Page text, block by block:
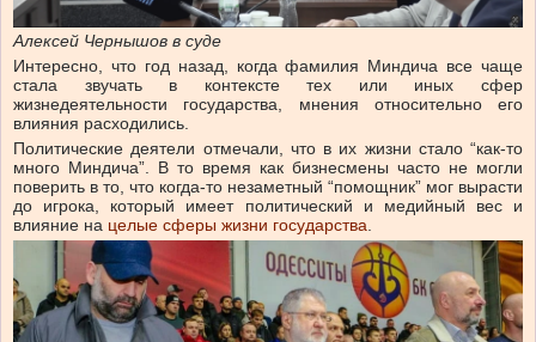
Алексей Чернышов в суде
Интересно, что год назад, когда фамилия Миндича все чаще
стала звучать в контексте тех или иных сфер
жизнедеятельности государства, мнения относительно его
влияния расходились.
Политические деятели отмечали, что в их жизни стало “как-то
много Миндича”. В то время как бизнесмены часто не могли
поверить в то, что когда-то незаметный “помощник” мог вырасти
до игрока, который имеет политический и
медийный вес
и
влияние на целые сферы жизни государства